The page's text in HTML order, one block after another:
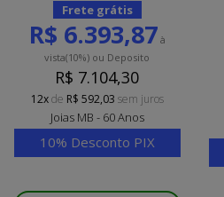
Frete grátis
R$ 6.393,87 à
vista(10%) ou Deposito
R$ 7.104,30
12xde R$ 592,03 sem juros
Joias MB - 60 Anos
10% Desconto PIX